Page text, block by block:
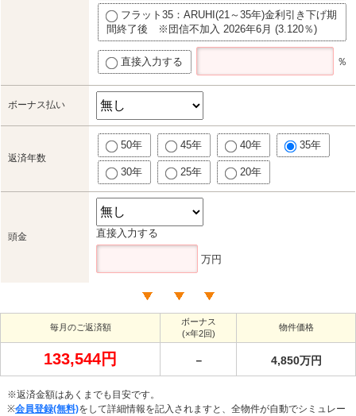
フラット35：ARUHI(21～35年)金利引き下げ期
間終了後 ※団信不加入 2026年6月 (3.120％)
直接入力する ％
ボーナス払い
返済年数
50年 45年 40年 35年
30年 25年 20年
頭金 直接入力する
万円
毎月のご返済額
ボーナス
(×年2回)
物件価格
133,544円 － 4,850万円
※返済金額はあくまでも目安です。
※会員登録(無料)をして詳細情報を記入されますと、全物件が自動でシミュレー